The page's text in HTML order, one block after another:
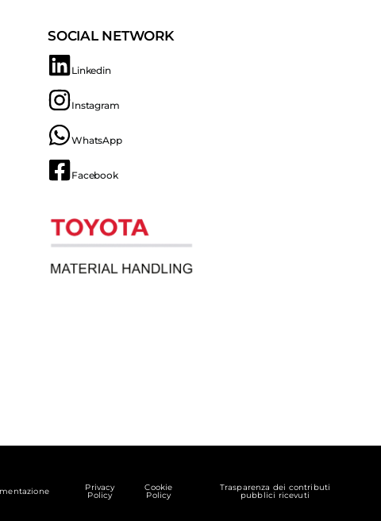
SOCIAL NETWORK
Linkedin
Instagram
WhatsApp
Facebook
Privacy
Policy
Cookie
Policy
Trasparenza dei contributi
pubblici ricevuti